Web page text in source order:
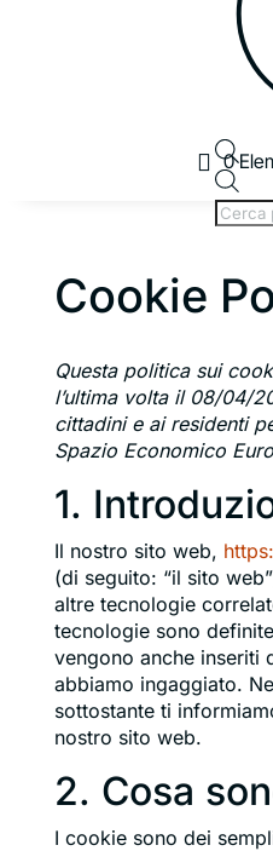
0
Cookie
Questa politica sui
l’ultima volta il 08/04/
cittadini e ai residenti
Spazio Economico
1.
Il nostro sito web,
(di seguito: “il sito
altre tecnologie
tecnologie sono
vengono anche inseriti
abbiamo ingaggiato.
sottostante ti
nostro sito web.
2. Cosa
I cookie sono dei